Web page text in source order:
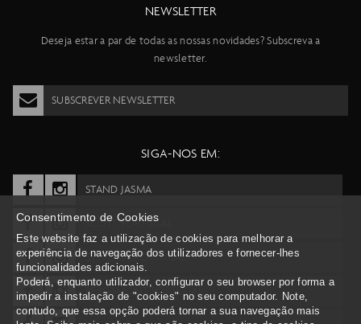
NEWSLETTER
Deseja estar a par de todas as nossas novidades? Subscreva a
newsletter.
SUBSCREVER NEWSLETTER
SIGA-NOS EM:
STAND JASMA
SCOTT PORTUGAL
SYNCROS PORTUGAL
BERGAMONT PORTUGAL
Consentimento de Cookies
Este website faz a utilização de cookies para melhorar a
experiência de navegação dos utilizadores e fornecer-lhes
funcionalidades adicionais.
Poderá, enquanto utilizador, configurar o seu browser por forma a
impedir a instalação de "cookies" no seu computador. Note,
contudo, que essa opção poderá tornar a sua navegação mais